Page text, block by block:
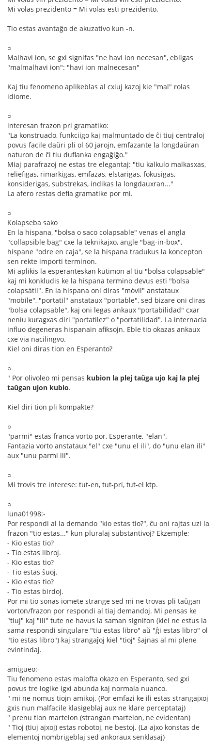
Mi volas prezidento = Mi volas esti prezidento.
Tio estas avantaĝo de akuzativo kun -n.
○
Malhavi ion, se gxi signifas "ne havi ion necesan", ebligas
"malmalhavi ion": "havi ion malnecesan"
Kaj tiu fenomeno aplikeblas al cxiuj kazoj kie "mal" rolas
idiome.
○
interesan frazon pri gramatiko:
"La konstruado, funkciigo kaj malmuntado de ĉi tiuj centraloj
povus facile daŭri pli ol 60 jarojn, emfazante la longdaŭran
naturon de ĉi tiu duflanka engaĝiĝo."
Miaj parafrazoj ne estas tre elegantaj: "tiu kalkulo malkasxas,
reliefigas, rimarkigas, emfazas, elstarigas, fokusigas,
konsiderigas, substrekas, indikas la longdauxran..."
La afero restas defia gramatike por mi.
○
Kolapseba sako
En la hispana, "bolsa o saco colapsable" venas el angla
"collapsible bag" cxe la teknikajxo, angle "bag-in-box",
hispane "odre en caja", se la hispana tradukus la koncepton
sen rekte importi terminon.
Mi aplikis la esperanteskan kutimon al tiu "bolsa colapsable"
kaj mi konkludis ke la hispana termino devus esti "bolsa
colapsátil". En la hispana oni diras "móvil" anstataux
"mobile", "portatil" anstataux "portable", sed bizare oni diras
"bolsa colapsable", kaj oni legas ankaux "portabilidad" cxar
neniu kuragxas diri "portatilez" o "portatilidad". La internacia
influo degeneras hispanain afiksojn. Eble tio okazas ankaux
cxe via nacilingvo.
Kiel oni diras tion en Esperanto?
○
" Por olivoleo mi pensas kubion la plej taŭga ujo kaj la plej
taŭgan ujon kubio.
Kiel diri tion pli kompakte?
○
"parmi" estas franca vorto por, Esperante, "elan".
Fantazia vorto anstataux "el" cxe "unu el ili", do "unu elan ili"
aux "unu parmi ili".
○
Mi trovis tre interese: tut-en, tut-pri, tut-el ktp.
○
luna01998:-
Por respondi al la demando "kio estas tio?", ĉu oni rajtas uzi la
frazon "tio estas..." kun pluralaj substantivoj? Ekzemple;
- Kio estas tio?
- Tio estas libroj.
- Kio estas tio?
- Tio estas ŝuoj.
- Kio estas tio?
- Tio estas birdoj.
Por mi tio sonas iomete strange sed mi ne trovas pli taŭgan
vorton/frazon por respondi al tiaj demandoj. Mi pensas ke
"tiuj" kaj "ili" tute ne havus la saman signifon (kiel ne estus la
sama respondi singulare "tiu estas libro" aŭ "ĝi estas libro" ol
"tio estas libro") kaj strangaĵoj kiel "tioj" ŝajnas al mi plene
evintindaj.
amigueo:-
Tiu fenomeno estas malofta okazo en Esperanto, sed gxi
povus tre logike igxi abunda kaj normala nuanco.
" mi ne nomus tiojn amikoj. (Por emfazi ke ili estas strangajxoj
gxis nun malfacile klasigeblaj aux ne klare perceptataj)
" prenu tion martelon (strangan martelon, ne evidentan)
" Tioj (tiuj ajxoj) estas robotoj, ne bestoj. (La ajxo konstas de
elementoj nombrigeblaj sed ankoraux senklasaj)